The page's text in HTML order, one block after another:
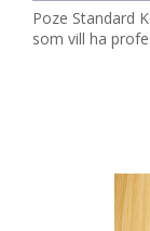
Poze Standard
som vill ha